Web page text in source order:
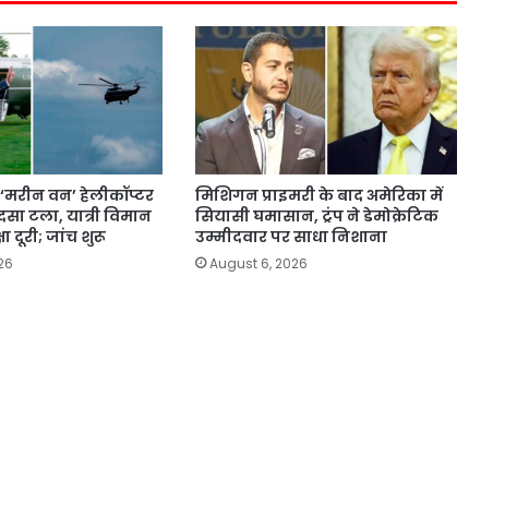
वन’ हेलीकॉप्टर
टला, यात्री विमान
दूरी; जांच शुरू
मिशिगन प्राइमरी के बाद अमेरिका में
सियासी घमासान, ट्रंप ने डेमोक्रेटिक
उम्मीदवार पर साधा निशाना
August 6, 2026